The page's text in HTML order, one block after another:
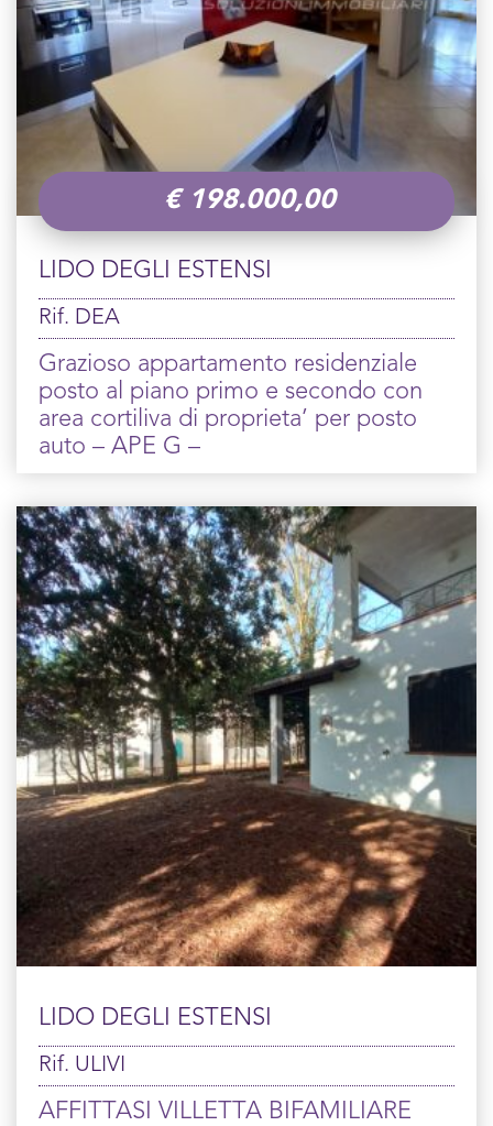
€198.000,00
LIDO DEGLI ESTENSI
Rif. DEA
Grazioso appartamento residenziale
posto al piano primo e secondo con
area cortiliva di proprieta’ per posto
auto – APE G –
LIDO DEGLI ESTENSI
Rif. ULIVI
AFFITTASI VILLETTA BIFAMILIARE